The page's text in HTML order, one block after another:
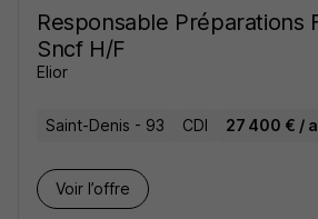
Responsable Préparations
Sncf H/F
Elior
Saint-Denis - 93 CDI 27 400 € /
Voir l’offre